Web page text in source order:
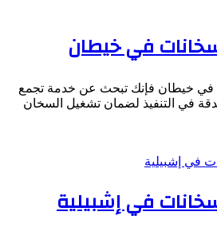
في خيطان
في خيطان فإنك تبحث عن خدمة تجمع
في التنفيذ لضمان تشغيل السخان
في إشبيلية